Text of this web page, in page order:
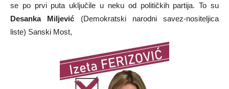
se po prvi puta uključile u neku od političkih partija. To su
Desanka Miljević (Demokratski narodni savez-nositeljica
liste) Sanski Most,